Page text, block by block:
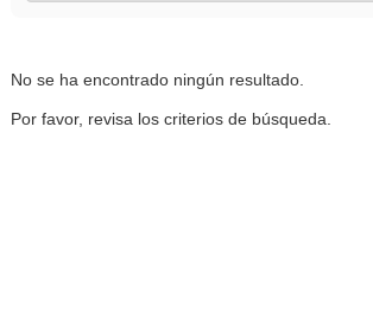
No se ha encontrado ningún resultado.
Por favor, revisa los criterios de búsqueda.